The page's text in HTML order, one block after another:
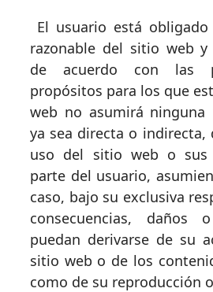
El usuario está
razonable del sitio web y
de acuerdo con las
propósitos para los que
web no asumirá ninguna
ya sea directa o indirecta,
uso del sitio web o sus
parte del usuario,
caso, bajo su exclusiva
consecuencias, daños
puedan derivarse de su
sitio web o de los
como de su reproducción